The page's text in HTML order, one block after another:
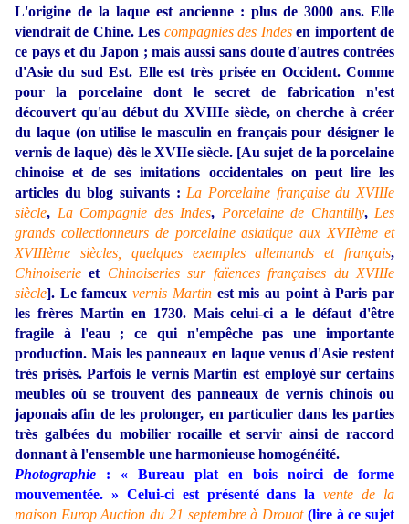
L'origine de la laque est ancienne : plus de 3000 ans. Elle
viendrait de Chine. Les compagnies des Indes en importent de
ce pays et du Japon ; mais aussi sans doute d'autres contrées
d'Asie du sud Est. Elle est très prisée en Occident. Comme
pour la porcelaine dont le secret de fabrication n'est
découvert qu'au début du XVIIIe siècle, on cherche à créer
du laque (on utilise le masculin en français pour désigner le
vernis de laque) dès le XVIIe siècle. [Au sujet de la porcelaine
chinoise et de ses imitations occidentales on peut lire les
articles du blog suivants : La Porcelaine française du XVIIIe
siècle, La Compagnie des Indes, Porcelaine de Chantilly, Les
grands collectionneurs de porcelaine asiatique aux XVIIème et
XVIIIème siècles, quelques exemples allemands et français,
Chinoiserie et Chinoiseries sur faïences françaises du XVIIIe
siècle]. Le fameux vernis Martin est mis au point à Paris par
les frères Martin en 1730. Mais celui-ci a le défaut d'être
fragile à l'eau ; ce qui n'empêche pas une importante
production. Mais les panneaux en laque venus d'Asie restent
très prisés. Parfois le vernis Martin est employé sur certains
meubles où se trouvent des panneaux de vernis chinois ou
japonais afin de les prolonger, en particulier dans les parties
très galbées du mobilier rocaille et servir ainsi de raccord
donnant à l'ensemble une harmonieuse homogénéité.
Photographie : « Bureau plat en bois noirci de forme
mouvementée. » Celui-ci est présenté dans la
vente de la
maison Europ Auction du 21 septembre à Drouot (lire à ce sujet